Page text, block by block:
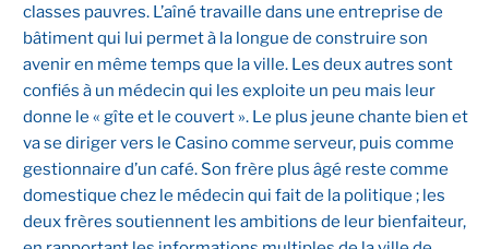
classes pauvres. L’aîné travaille dans une entreprise de
bâtiment qui lui permet à la longue de construire son
avenir en même temps que la ville. Les deux autres sont
confiés à un médecin qui les exploite un peu mais leur
donne le « gîte et le couvert ». Le plus jeune chante bien et
va se diriger vers le Casino comme serveur, puis comme
gestionnaire d’un café. Son frère plus âgé reste comme
domestique chez le médecin qui fait de la politique ; les
deux frères soutiennent les ambitions de leur bienfaiteur,